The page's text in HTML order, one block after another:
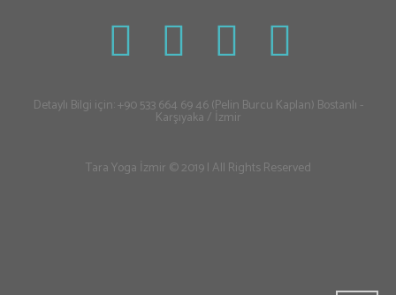
Detaylı Bilgi için: +90 533 664 69 46 (Pelin Burcu Kaplan) Bostanlı -
Karşıyaka / İzmir
Tara Yoga İzmir © 2019 | All Rights Reserved